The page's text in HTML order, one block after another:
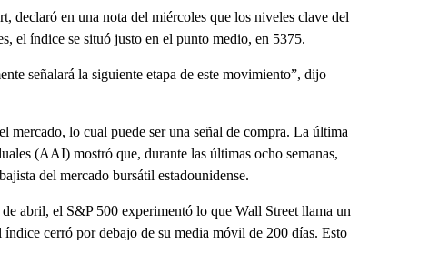
en una nota del miércoles que los niveles clave del
el índice se situó justo en el punto medio, en 5375.
señalará la siguiente etapa de este movimiento”, dijo
mercado, lo cual puede ser una señal de compra. La última
(AAI) mostró que, durante las últimas ocho semanas,
del mercado bursátil estadounidense.
abril, el S&P 500 experimentó lo que Wall Street llama un
cerró por debajo de su media móvil de 200 días. Esto